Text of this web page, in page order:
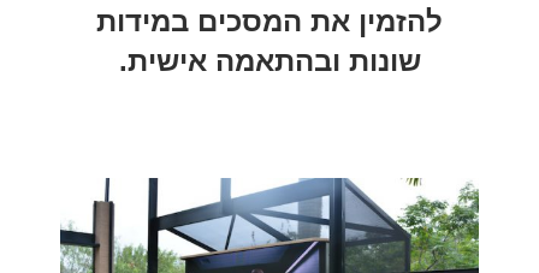
להזמין את המסכים במידות
שונות ובהתאמה אישית.